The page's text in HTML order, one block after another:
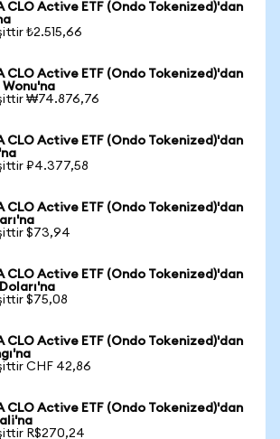
CLO Active ETF (Ondo Tokenized)'dan
₺2.515,66
CLO Active ETF (Ondo Tokenized)'dan
Wonu'na
₩74.876,76
CLO Active ETF (Ondo Tokenized)'dan
₽4.377,58
CLO Active ETF (Ondo Tokenized)'dan
$73,94
CLO Active ETF (Ondo Tokenized)'dan
$75,08
CLO Active ETF (Ondo Tokenized)'dan
CHF 42,86
CLO Active ETF (Ondo Tokenized)'dan
R$270,24